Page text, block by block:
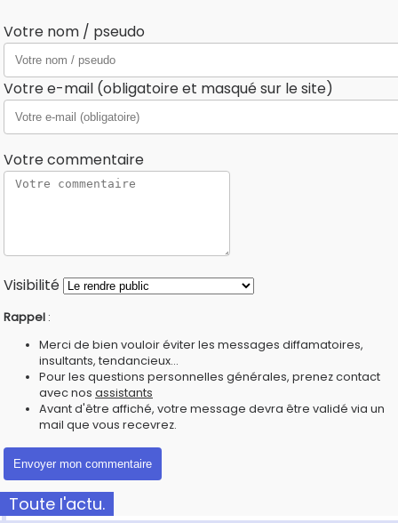
Votre nom / pseudo
Votre e-mail (obligatoire et masqué sur le site)
Votre commentaire
Visibilité
Rappel :
Merci de bien vouloir éviter les messages diffamatoires,
insultants, tendancieux...
Pour les questions personnelles générales, prenez contact
avec nos assistants
Avant d'être affiché, votre message devra être validé via un
mail que vous recevrez.
Toute l'actu.